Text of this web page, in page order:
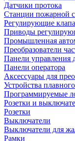
Датчики протока
Станции пожарной
Регулирующие
Приводы
Промышленная
Преобразователи
Панели управления
Панели оператора
Аксессуары для
Устройства
Программируемые
Розетки и
Розетки
Выключатели
Выключатели для
Рамки